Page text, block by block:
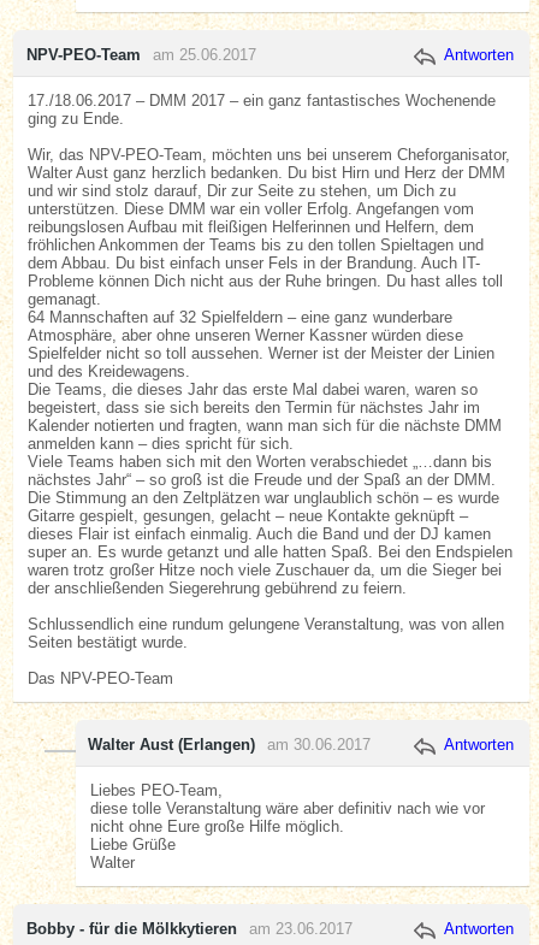
NPV-PEO-Team am 25.06.2017 Antworten
17./18.06.2017 – DMM 2017 – ein ganz fantastisches Wochenende
ging zu Ende.
Wir, das NPV-PEO-Team, möchten uns bei unserem Cheforganisator,
Walter Aust ganz herzlich bedanken. Du bist Hirn und Herz der DMM
und wir sind stolz darauf, Dir zur Seite zu stehen, um Dich zu
unterstützen. Diese DMM war ein voller Erfolg. Angefangen vom
reibungslosen Aufbau mit fleißigen Helferinnen und Helfern, dem
fröhlichen Ankommen der Teams bis zu den tollen Spieltagen und
dem Abbau. Du bist einfach unser Fels in der Brandung. Auch IT-
Probleme können Dich nicht aus der Ruhe bringen. Du hast alles toll
gemanagt.
64 Mannschaften auf 32 Spielfeldern – eine ganz wunderbare
Atmosphäre, aber ohne unseren Werner Kassner würden diese
Spielfelder nicht so toll aussehen. Werner ist der Meister der Linien
und des Kreidewagens.
Die Teams, die dieses Jahr das erste Mal dabei waren, waren so
begeistert, dass sie sich bereits den Termin für nächstes Jahr im
Kalender notierten und fragten, wann man sich für die nächste DMM
anmelden kann – dies spricht für sich.
Viele Teams haben sich mit den Worten verabschiedet „…dann bis
nächstes Jahr“ – so groß ist die Freude und der Spaß an der DMM.
Die Stimmung an den Zeltplätzen war unglaublich schön – es wurde
Gitarre gespielt, gesungen, gelacht – neue Kontakte geknüpft –
dieses Flair ist einfach einmalig. Auch die Band und der DJ kamen
super an. Es wurde getanzt und alle hatten Spaß. Bei den Endspielen
waren trotz großer Hitze noch viele Zuschauer da, um die Sieger bei
der anschließenden Siegerehrung gebührend zu feiern.
Schlussendlich eine rundum gelungene Veranstaltung, was von allen
Seiten bestätigt wurde.
Das NPV-PEO-Team
Walter Aust (Erlangen) am 30.06.2017 Antworten
Liebes PEO-Team,
diese tolle Veranstaltung wäre aber definitiv nach wie vor
nicht ohne Eure große Hilfe möglich.
Liebe Grüße
Walter
Bobby - für die Mölkkytieren am 23.06.2017 Antworten